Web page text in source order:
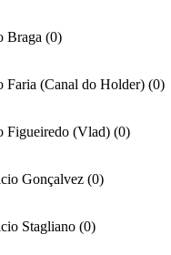
Braga (0)
Faria (Canal do Holder) (0)
Figueiredo (Vlad) (0)
Gonçalvez (0)
Stagliano (0)